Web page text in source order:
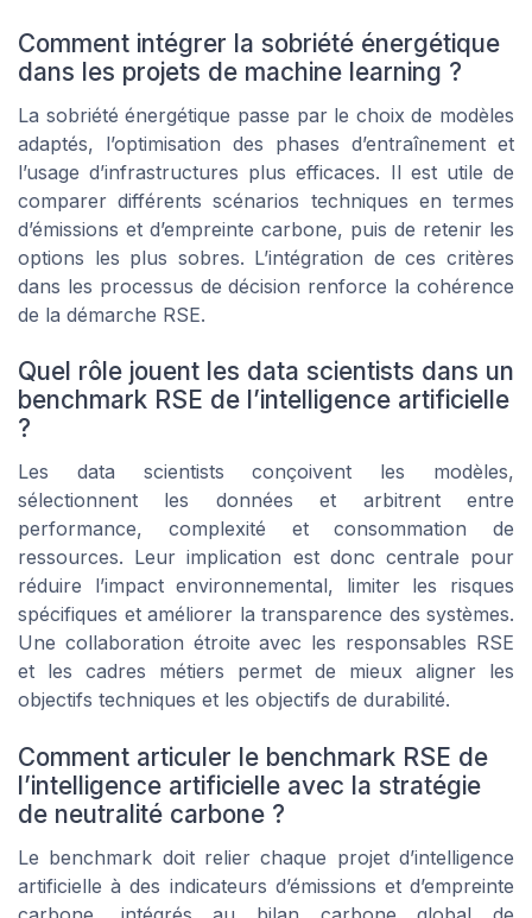
Comment intégrer la sobriété énergétique
dans les projets de machine learning ?
La sobriété énergétique passe par le choix de modèles
adaptés, l’optimisation des phases d’entraînement et
l’usage d’infrastructures plus efficaces. Il est utile de
comparer différents scénarios techniques en termes
d’émissions et d’empreinte carbone, puis de retenir les
options les plus sobres. L’intégration de ces critères
dans les processus de décision renforce la cohérence
de la démarche RSE.
Quel rôle jouent les data scientists dans un
benchmark RSE de l’intelligence artificielle
?
Les data scientists conçoivent les modèles,
sélectionnent les données et arbitrent entre
performance, complexité et consommation de
ressources. Leur implication est donc centrale pour
réduire l’impact environnemental, limiter les risques
spécifiques et améliorer la transparence des systèmes.
Une collaboration étroite avec les responsables RSE
et les cadres métiers permet de mieux aligner les
objectifs techniques et les objectifs de durabilité.
Comment articuler le benchmark RSE de
l’intelligence artificielle avec la stratégie
de neutralité carbone ?
Le benchmark doit relier chaque projet d’intelligence
artificielle à des indicateurs d’émissions et d’empreinte